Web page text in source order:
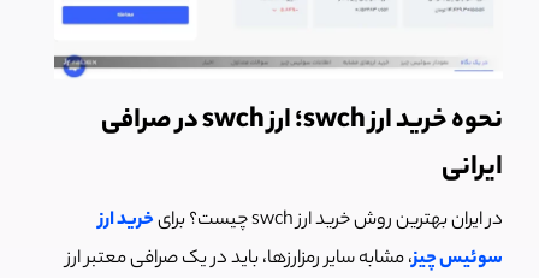
نحوه خرید ارز swch؛ ارز swch در صرافی
ایرانی
در ایران بهترین روش خرید ارز swch چیست؟ برای
خرید ارز
سوئیس چیز، مشابه سایر رمزارزها، باید در یک صرافی معتبر ارز